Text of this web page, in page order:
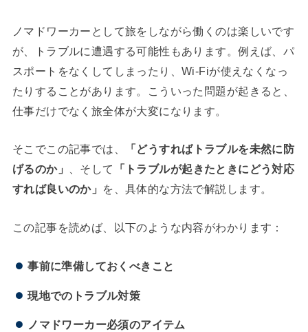
ノマドワーカーとして旅をしながら働くのは楽しいです
が、トラブルに遭遇する可能性もあります。例えば、パ
スポートをなくしてしまったり、Wi-Fiが使えなくなっ
たりすることがあります。こういった問題が起きると、
仕事だけでなく旅全体が大変になります。
そこでこの記事では、
「どうすればトラブルを未然に防
げるのか」
、そして
「トラブルが起きたときにどう対応
すれば良いのか」 を、具体的な方法で解説します。
この記事を読めば、以下のような内容がわかります：
事前に準備しておくべきこと
現地でのトラブル対策
ノマドワーカー必須のアイテム